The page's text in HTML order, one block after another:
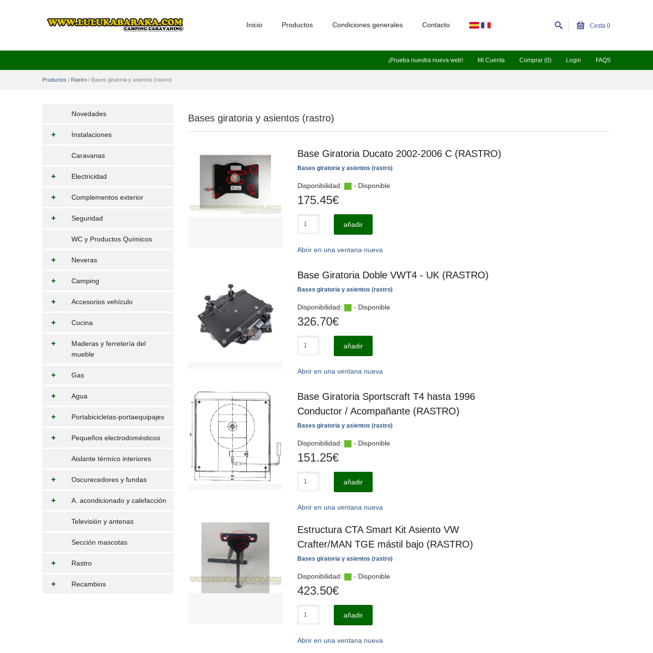
¡Prueba nuestra nueva web! Mi Cuenta Comprar (0) Login FAQS
Inicio Productos Condiciones generales Contacto Cesta 0
Productos / Rastro / Bases giratoria y asientos (rastro)
Novedades
Instalaciones
Caravanas
Electricidad
Complementos exterior
Seguridad
WC y Productos Químicos
Neveras
Camping
Accesorios vehículo
Cocina
Maderas y ferretería del
mueble
Gas
Agua
Portabicicletas-portaequipajes
Pequeños electrodomésticos
Aislante térmico interiores
Oscurecedores y fundas
A. acondicionado y calefacción
Televisión y antenas
Sección mascotas
Rastro
Recambios
Bases giratoria y asientos (rastro)
Base Giratoria Ducato 2002-2006 C (RASTRO)
Bases giratoria y asientos (rastro)
Disponibilidad: - Disponible
175.45€
añadir
Abrir en una ventana nueva
Base Giratoria Doble VWT4 - UK (RASTRO)
Bases giratoria y asientos (rastro)
Disponibilidad: - Disponible
326.70€
añadir
Abrir en una ventana nueva
Base Giratoria Sportscraft T4 hasta 1996
Conductor / Acompañante (RASTRO)
Bases giratoria y asientos (rastro)
Disponibilidad: - Disponible
151.25€
añadir
Abrir en una ventana nueva
Estructura CTA Smart Kit Asiento VW
Crafter/MAN TGE mástil bajo (RASTRO)
Bases giratoria y asientos (rastro)
Disponibilidad: - Disponible
423.50€
añadir
Abrir en una ventana nueva